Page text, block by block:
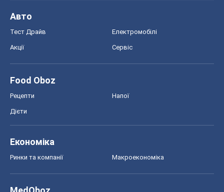
Авто
Тест Драйв Електромобілі
Акції Сервіс
Food Oboz
Рецепти Напої
Дієти
Економіка
Ринки та компанії Макроекономіка